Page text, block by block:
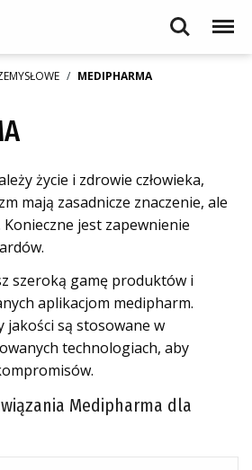
Search Menu
MEDIPHARMA
życie i zdrowie człowieka,
mają zasadnicze znaczenie, ale
Konieczne jest zapewnienie
szeroką gamę produktów i
aplikacjom medipharm.
jakości są stosowane w
technologiach, aby
Medipharma dla